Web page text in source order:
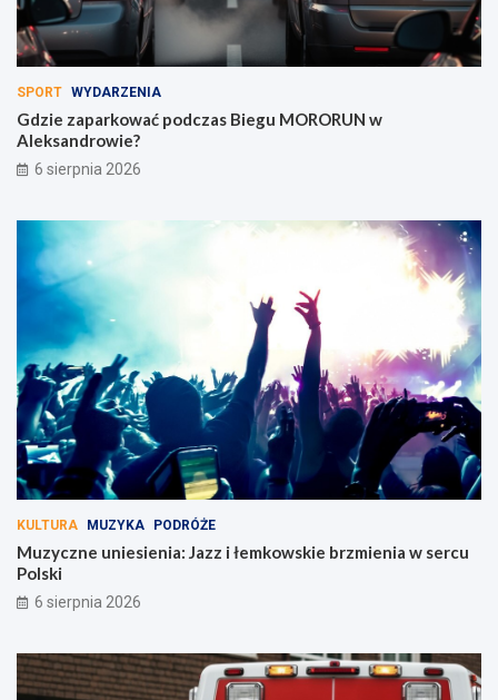
SPORT WYDARZENIA
Gdzie zaparkować podczas Biegu MORORUN w
Aleksandrowie?
6 sierpnia 2026
KULTURA MUZYKA PODRÓŻE
Muzyczne uniesienia: Jazz i łemkowskie brzmienia w sercu
Polski
6 sierpnia 2026